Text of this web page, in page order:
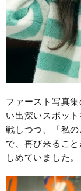
ファースト写真
い出深いスポッ
戦しつつ、「私
で、再び来るこ
しめていました。